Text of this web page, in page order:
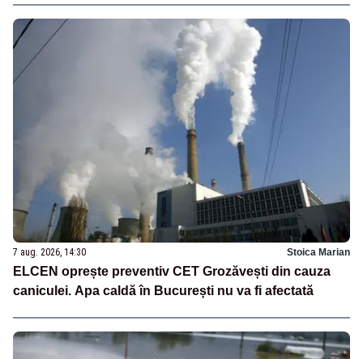
7 aug. 2026, 14:30 Stoica Marian
ELCEN oprește preventiv CET Grozăvești din cauza
caniculei. Apa caldă în București nu va fi afectată